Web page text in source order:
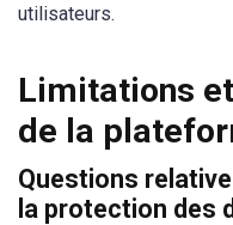
utilisateurs.
Limitations
de la
Questions
la protection des